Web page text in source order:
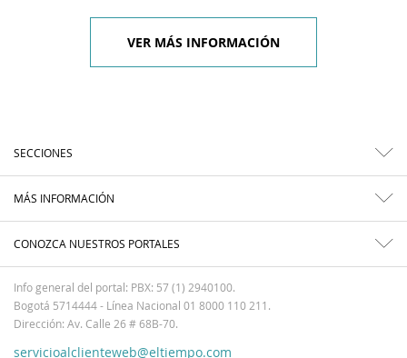
VER MÁS INFORMACIÓN
SECCIONES
MÁS INFORMACIÓN
CONOZCA NUESTROS PORTALES
Info general del portal: PBX: 57 (1) 2940100.
Bogotá 5714444 - Línea Nacional 01 8000 110 211.
Dirección: Av. Calle 26 # 68B-70.
servicioalclienteweb@eltiempo.com